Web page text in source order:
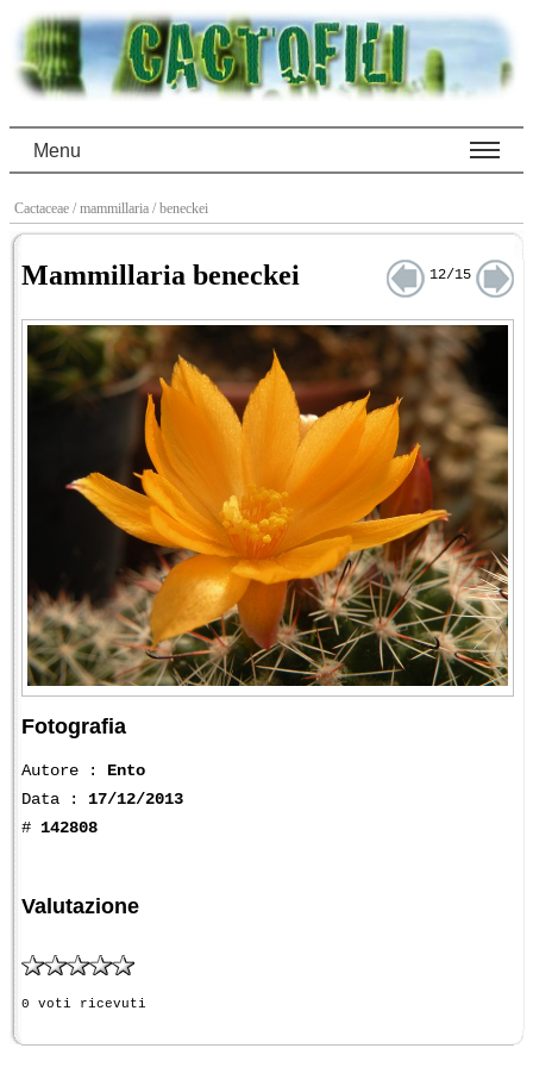
Menu
Cactaceae / mammillaria / beneckei
Mammillaria beneckei 12/15
Fotografia
Autore : Ento
Data : 17/12/2013
# 142808
Valutazione
0 voti ricevuti